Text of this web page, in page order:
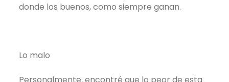
donde los buenos, como siempre ganan.
Lo malo